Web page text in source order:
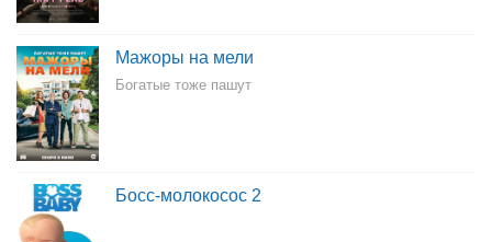
Мажоры на мели
Богатые тоже пашут
Босс-молокосос 2